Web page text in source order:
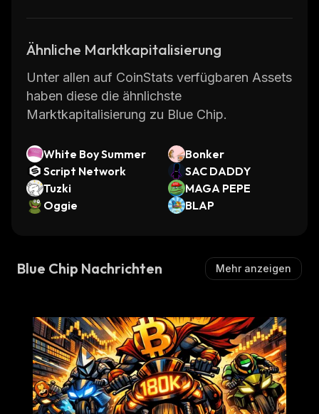
Ähnliche Marktkapitalisierung
Unter allen auf CoinStats verfügbaren Assets
haben diese die ähnlichste
Marktkapitalisierung zu Blue Chip.
White Boy Summer
Bonker
Script Network
SAC DADDY
Tuzki
MAGA PEPE
Oggie
BLAP
Blue Chip Nachrichten Mehr anzeigen